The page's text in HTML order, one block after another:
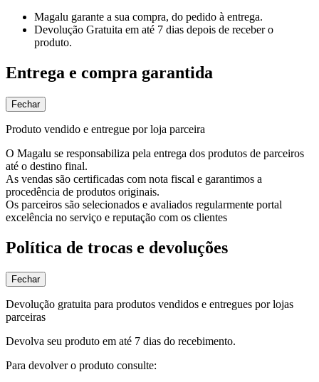
Magalu garante a sua compra, do pedido à entrega.
Devolução Gratuita em até 7 dias depois de receber o
produto.
Entrega e compra garantida
Fechar
Produto vendido e entregue por loja parceira
O Magalu se responsabiliza pela entrega dos produtos de parceiros
até o destino final.
As vendas são certificadas com nota fiscal e garantimos a
procedência de produtos originais.
Os parceiros são selecionados e avaliados regularmente portal
excelência no serviço e reputação com os clientes
Política de trocas e devoluções
Fechar
Devolução gratuita para produtos vendidos e entregues por lojas
parceiras
Devolva seu produto em até 7 dias do recebimento.
Para devolver o produto consulte: